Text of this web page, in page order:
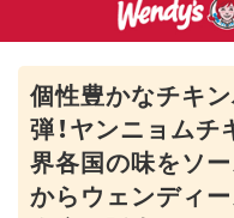
個性豊かなチキ
弾！ヤンニョム
界各国の味をソ
からウェンディ